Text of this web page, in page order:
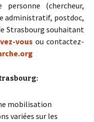
(chercheur,
administratif, postdoc,
Strasbourg souhaitant
vous ou contactez-
mobilisation
variées sur les